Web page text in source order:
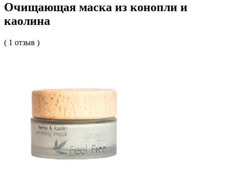
Очищающая маска из конопли и
каолина
( 1 отзыв )